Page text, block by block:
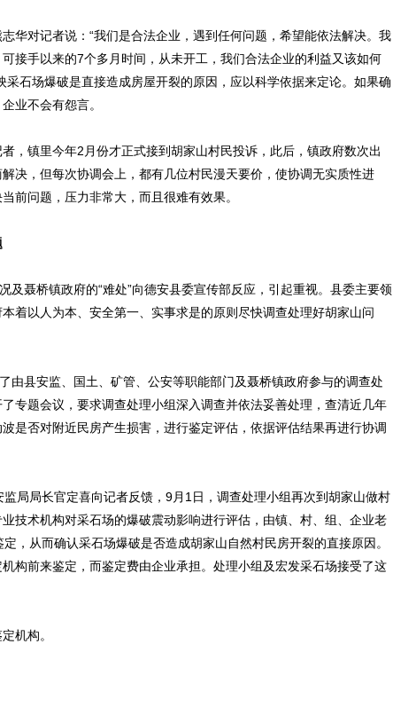
对记者说：“我们是合法企业，遇到任何问题，希望能依法解决。我
接手以来的7个多月时间，从未开工，我们合法企业的利益又该如何
采石场爆破是直接造成房屋开裂的原因，应以科学依据来定论。如果确
业不会有怨言。
镇里今年2月份才正式接到胡家山村民投诉，此后，镇政府数次出
决，但每次协调会上，都有几位村民漫天要价，使协调无实质性进
前问题，压力非常大，而且很难有效果。
聂桥镇政府的“难处”向德安县委宣传部反应，引起重视。县委主要领
着以人为本、安全第一、实事求是的原则尽快调查处理好胡家山问
县安监、国土、矿管、公安等职能部门及聂桥镇政府参与的调查处
专题会议，要求调查处理小组深入调查并依法妥善处理，查清近几年
是否对附近民房产生损害，进行鉴定评估，依据评估结果再进行协调
局长官定喜向记者反馈，9月1日，调查处理小组再次到胡家山做村
技术机构对采石场的爆破震动影响进行评估，由镇、村、组、企业老
，从而确认采石场爆破是否造成胡家山自然村民房开裂的直接原因。
构前来鉴定，而鉴定费由企业承担。处理小组及宏发采石场接受了这
机构。